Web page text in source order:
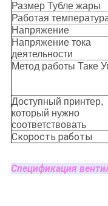
Размер Тубле жары
Работая
Напряжение
Напряжение тока
деятельности
Метод работы Таке
Доступный принтер,
который нужно
соответствовать
Скорость работы
Спецификация